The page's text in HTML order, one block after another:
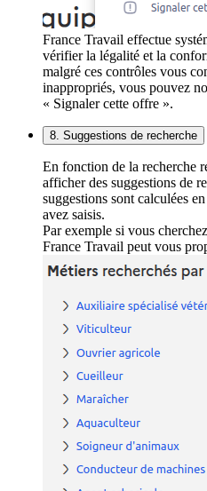
France Travail effectue
vérifier la légalité et la
malgré ces contrôles vous
inappropriés, vous pouvez
« Signaler cette offre ».
8. Suggestions de recherche
En fonction de la recherche
afficher des suggestions de
suggestions sont calculées
avez saisis.
Par exemple si vous
France Travail peut vous